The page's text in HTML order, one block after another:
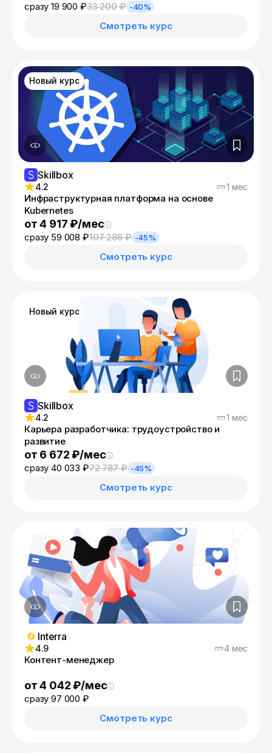
сразу 19 900 ₽33 200 ₽ -40%
Смотреть курс
Новый курс
Skillbox
4.2 1 мес
Инфраструктур­ная платформа на основе
Kubernetes
от 4 917 ₽/мес
сразу 59 008 ₽107 286 ₽ -45%
Смотреть курс
Новый курс
Skillbox
4.2 1 мес
Карьера разработчика: трудоустройство и
развитие
от 6 672 ₽/мес
сразу 40 033 ₽72 787 ₽ -45%
Смотреть курс
Interra
4.9 4 мес
Контент-менеджер
от 4 042 ₽/мес
сразу 97 000 ₽
Смотреть курс